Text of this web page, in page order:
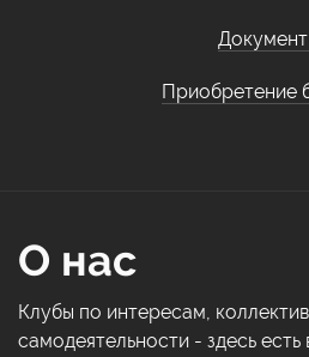
Приобретение
О нас
Клубы по интересам,
самодеятельности - здесь есть